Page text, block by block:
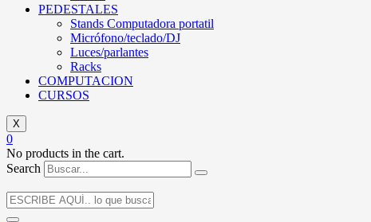
PEDESTALES
Stands Computadora portatil
Micrófono/teclado/DJ
Luces/parlantes
Racks
COMPUTACION
CURSOS
X
0
No products in the cart.
Search